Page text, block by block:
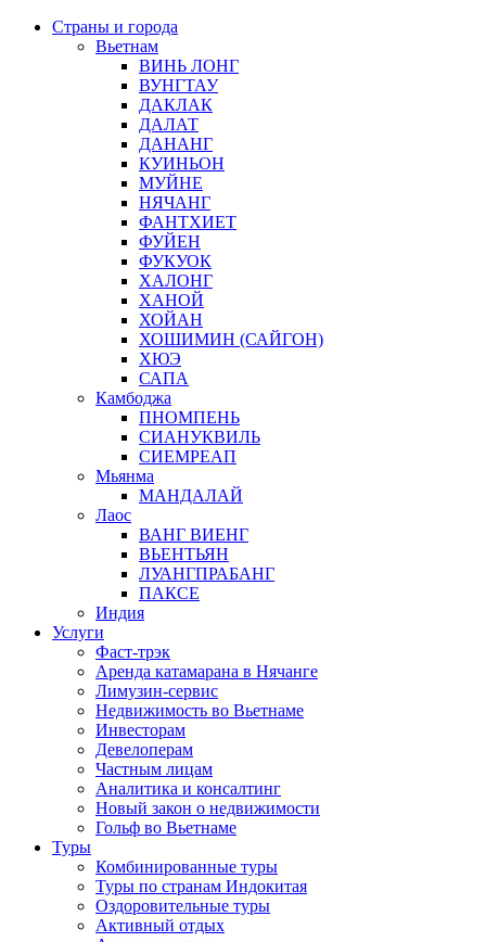
Страны и города
Вьетнам
ВИНЬ ЛОНГ
ВУНГТАУ
ДАКЛАК
ДАЛАТ
ДАНАНГ
КУИНЬОН
МУЙНЕ
НЯЧАНГ
ФАНТХИЕТ
ФУЙЕН
ФУКУОК
ХАЛОНГ
ХАНОЙ
ХОЙАН
ХОШИМИН (САЙГОН)
ХЮЭ
САПА
Камбоджа
ПНОМПЕНЬ
СИАНУКВИЛЬ
СИЕМРЕАП
Мьянма
МАНДАЛАЙ
Лаос
ВАНГ ВИЕНГ
ВЬЕНТЬЯН
ЛУАНГПРАБАНГ
ПАКСЕ
Индия
Услуги
Фаст-трэк
Аренда катамарана в Нячанге
Лимузин-сервис
Недвижимость во Вьетнаме
Инвесторам
Девелоперам
Частным лицам
Аналитика и консалтинг
Новый закон о недвижимости
Гольф во Вьетнаме
Туры
Комбинированные туры
Туры по странам Индокитая
Оздоровительные туры
Активный отдых